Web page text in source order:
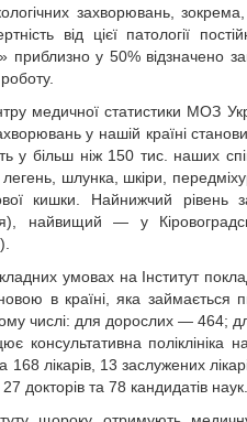
захворювань,
від цієї патології
приблизно у 50% відзначено
медичної статистики МОЗ
у нашій країні
у більш ніж 150 тис. наших
шлунка, шкіри,
кишки. Найнижчий рівень
найвищий — у
умовах на Інститут
в країні, яка займається
числі: для дорослих — 464;
консультативна поліклініка
168 лікарів, 13 заслужених
докторів та 78 кандидатів наук.